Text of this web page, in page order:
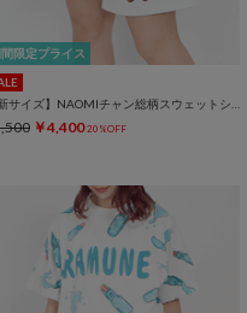
限定プライス
￥4,400 20%OFF